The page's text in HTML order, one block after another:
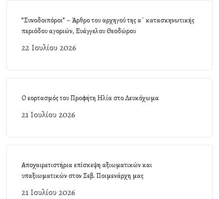
”Συνοδοιπόροι” – Άρθρο του αρχηγού της α΄ κατασκηνωτικής
περιόδου αγοριών, Ευάγγελου Θεοδώρου
22 Ιουλίου 2026
Ο εορτασμός του Προφήτη Ηλία στο Λευκόχωμα
21 Ιουλίου 2026
Αποχαιρετιστήρια επίσκεψη αξιωματικών και
υπαξιωματικών στον Σεβ. Ποιμενάρχη μας
21 Ιουλίου 2026